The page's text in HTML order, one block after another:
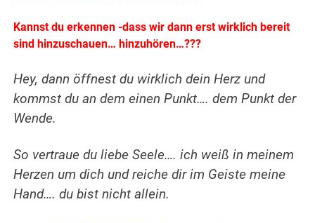
Kannst du erkennen -dass wir dann erst wirklich bereit
sind hinzuschauen… hinzuhören…???
Hey, dann öffnest du wirklich dein Herz und
kommst du an dem einen Punkt…. dem Punkt der
Wende.
So vertraue du liebe Seele…. ich weiß in meinem
Herzen um dich und reiche dir im Geiste meine
Hand…. du bist nicht allein.